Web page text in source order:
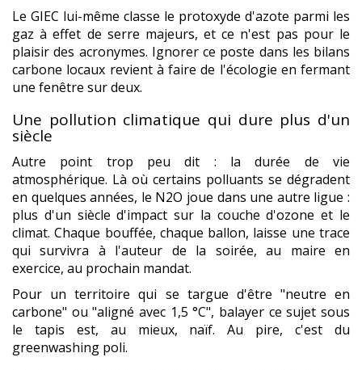
Le GIEC lui-même classe le protoxyde d'azote parmi les
gaz à effet de serre majeurs, et ce n'est pas pour le
plaisir des acronymes. Ignorer ce poste dans les bilans
carbone locaux revient à faire de l'écologie en fermant
une fenêtre sur deux.
Une pollution climatique qui dure plus d'un
siècle
Autre point trop peu dit : la durée de vie
atmosphérique. Là où certains polluants se dégradent
en quelques années, le N2O joue dans une autre ligue :
plus d'un siècle d'impact sur la couche d'ozone et le
climat. Chaque bouffée, chaque ballon, laisse une trace
qui survivra à l'auteur de la soirée, au maire en
exercice, au prochain mandat.
Pour un territoire qui se targue d'être "neutre en
carbone" ou "aligné avec 1,5 °C", balayer ce sujet sous
le tapis est, au mieux, naïf. Au pire, c'est du
greenwashing poli.